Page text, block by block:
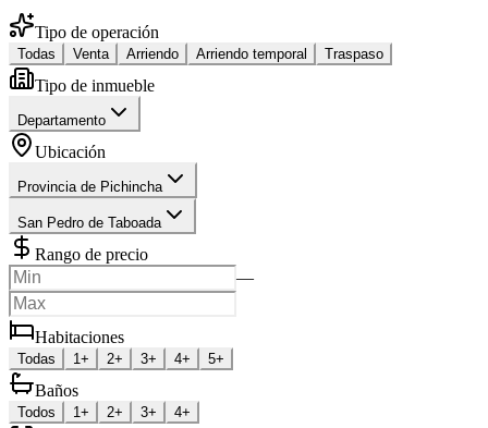
Tipo de operación
Todas Venta Arriendo Arriendo temporal Traspaso
Tipo de inmueble
Departamento
Ubicación
Provincia de Pichincha
San Pedro de Taboada
Rango de precio
—
Habitaciones
Todas 1+ 2+ 3+ 4+ 5+
Baños
Todos 1+ 2+ 3+ 4+